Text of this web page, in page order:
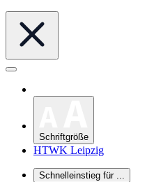
Schriftgröße
HTWK Leipzig
Schnelleinstieg für ...